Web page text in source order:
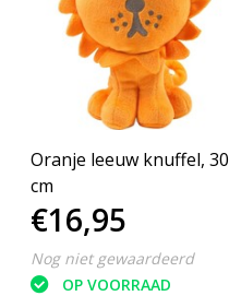
Oranje leeuw knuffel, 30
cm
€16,95
Nog niet gewaardeerd
OP VOORRAAD